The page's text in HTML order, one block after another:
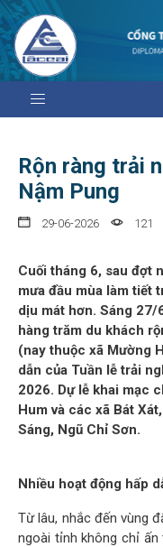
Rộn ràng trải
Nậm Pung
29-06-2026 121
Cuối tháng 6, sau đợt
mưa đầu mùa làm tiết
dịu mát hơn. Sáng
hàng trăm du khách
(nay thuộc xã Mường
dẫn của Tuần lễ trải
2026. Dự lễ khai mạc
Hum và các xã Bát
Sáng, Ngũ Chỉ Sơn.
Nhiều hoạt động hấp
Từ lâu, nhắc đến vùng
ngoài tỉnh không chỉ